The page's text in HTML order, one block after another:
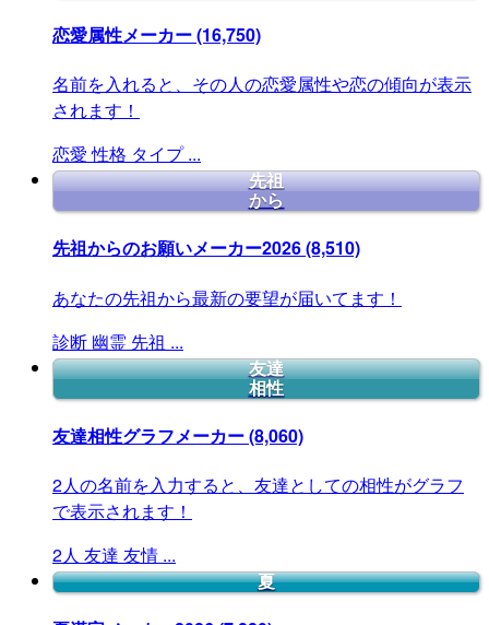
恋愛属性メーカー(16,750)
名前を入れると、その人の恋愛属性や恋の傾向が表示
されます！
恋愛 性格 タイプ ...
先祖
から
先祖からのお願いメーカー2026(8,510)
あなたの先祖から最新の要望が届いてます！
診断 幽霊 先祖 ...
友達
相性
友達相性グラフメーカー(8,060)
2人の名前を入力すると、友達としての相性がグラフ
で表示されます！
2人 友達 友情 ...
夏